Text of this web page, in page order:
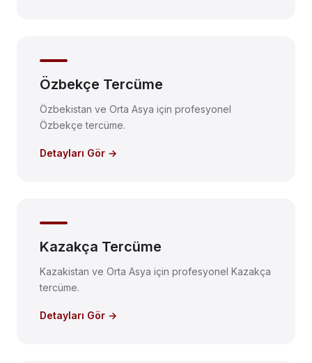
Özbekçe Tercüme
Özbekistan ve Orta Asya için profesyonel
Özbekçe tercüme.
Detayları Gör →
Kazakça Tercüme
Kazakistan ve Orta Asya için profesyonel Kazakça
tercüme.
Detayları Gör →